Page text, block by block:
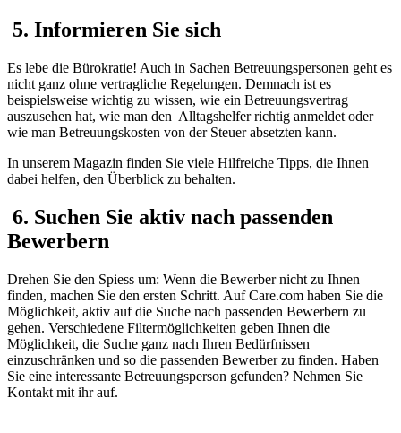
5. Informieren Sie sich
Es lebe die Bürokratie! Auch in Sachen Betreuungspersonen geht es
nicht ganz ohne vertragliche Regelungen. Demnach ist es
beispielsweise wichtig zu wissen, wie ein Betreuungsvertrag
auszusehen hat, wie man den Alltagshelfer richtig anmeldet oder
wie man Betreuungskosten von der Steuer absetzten kann.
In unserem Magazin finden Sie viele Hilfreiche Tipps, die Ihnen
dabei helfen, den Überblick zu behalten.
6. Suchen Sie aktiv nach passenden
Bewerbern
Drehen Sie den Spiess um: Wenn die Bewerber nicht zu Ihnen
finden, machen Sie den ersten Schritt. Auf Care.com haben Sie die
Möglichkeit, aktiv auf die Suche nach passenden Bewerbern zu
gehen. Verschiedene Filtermöglichkeiten geben Ihnen die
Möglichkeit, die Suche ganz nach Ihren Bedürfnissen
einzuschränken und so die passenden Bewerber zu finden. Haben
Sie eine interessante Betreuungsperson gefunden? Nehmen Sie
Kontakt mit ihr auf.